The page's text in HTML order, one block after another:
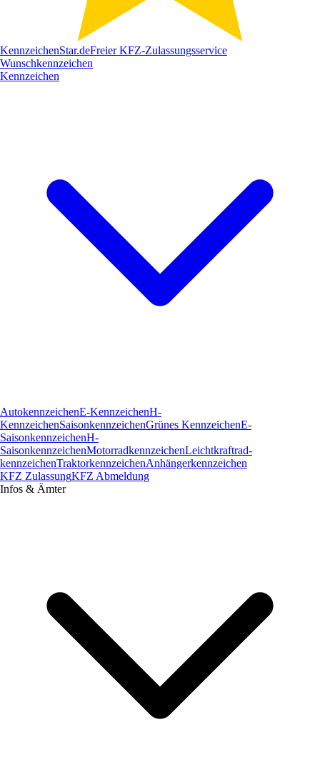
KennzeichenStar.deFreier KFZ-Zulassungsservice
Wunschkennzeichen
Kennzeichen
AutokennzeichenE-KennzeichenH-
KennzeichenSaisonkennzeichenGrünes KennzeichenE-
SaisonkennzeichenH-
SaisonkennzeichenMotorradkennzeichenLeichtkraftrad­
kennzeichenTraktorkennzeichenAnhängerkennzeichen
KFZ ZulassungKFZ Abmeldung
Infos & Ämter